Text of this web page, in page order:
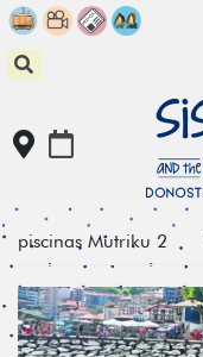
Skip
to
content
piscinas Mutriku 2